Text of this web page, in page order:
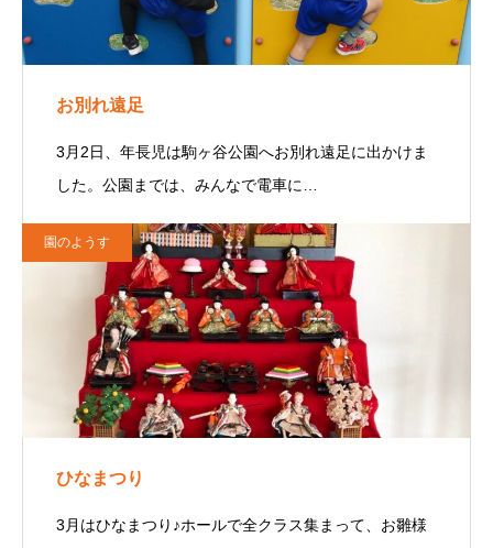
お別れ遠足
3月2日、年長児は駒ヶ谷公園へお別れ遠足に出かけま
した。公園までは、みんなで電車に…
園のようす
ひなまつり
3月はひなまつり♪ホールで全クラス集まって、お雛様